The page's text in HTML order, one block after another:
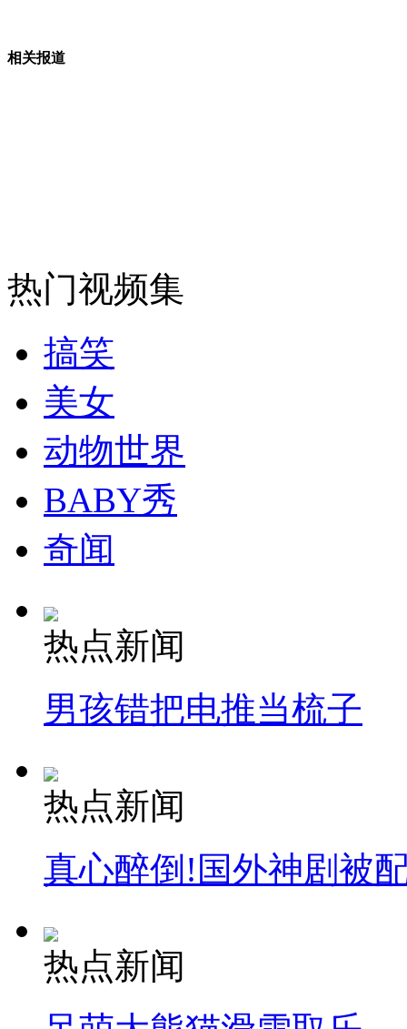
女孩北京地铁殴打老人 痛下狠手拳打脚踢
无痛分娩是否安全 医生回应
外交部：反对强权政治霸凌主义
安徽一实载49人客车翻车
走！跟着总书记去植树
消防员救轻生者
纽约上演“枕头大战”
司机酒驾遇交警 急速倒车逃窜
相关报道
热门视频集
搞笑
美女
动物世界
BABY秀
奇闻
热点新闻
男孩错把电推当梳子
热点新闻
真心醉倒!国外神剧被
热点新闻